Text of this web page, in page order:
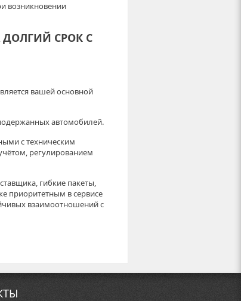
возникновении
СРОК С
вашей основной
автомобилей.
с техническим
регулированием
гибкие пакеты,
приоритетным в сервисе
взаимоотношений с